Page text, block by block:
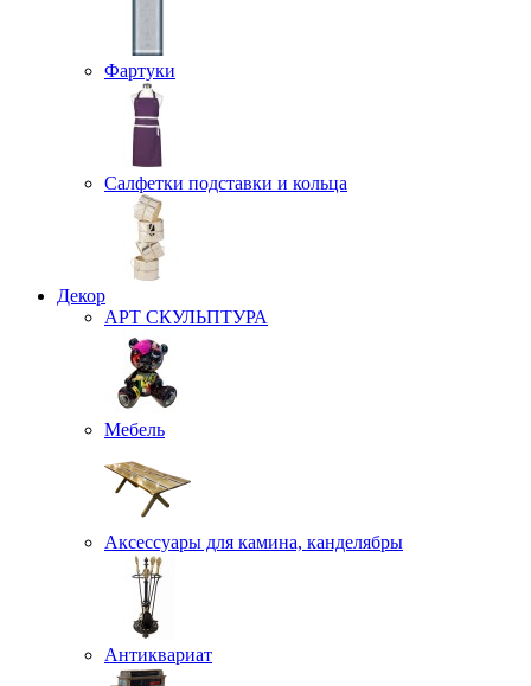
Фартуки
Салфетки подставки и кольца
Декор
АРТ СКУЛЬПТУРА
Мебель
Аксессуары для камина, канделябры
Антиквариат